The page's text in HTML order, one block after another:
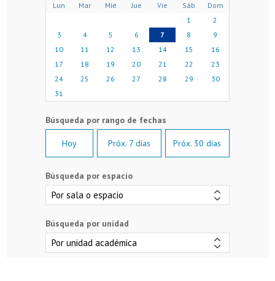
Lun Mar Mié Jue Vie Sáb
Dom
1
2
3
4 5 6 7 8
9
10
11 12 13 14 15
16
17
18 19 20 21 22
23
24
25 26 27 28 29
30
31
Hoy Próx. 7 días Próx. 30 días
Búsqueda por espacio
Búsqueda por unidad